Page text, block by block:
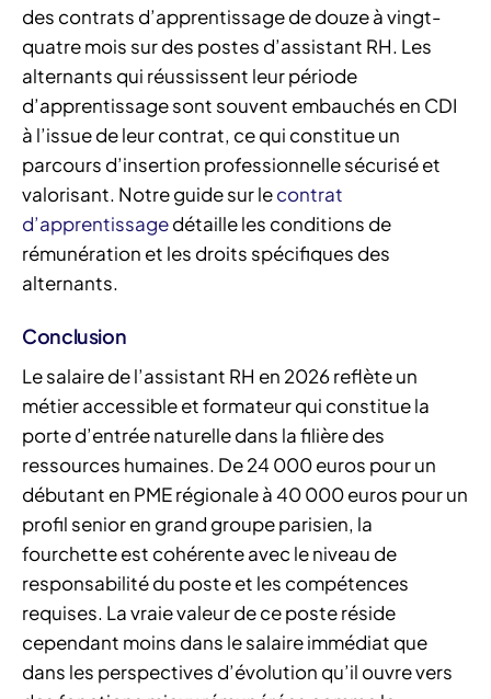
des contrats d’apprentissage de douze à vingt-
quatre mois sur des postes d’assistant RH. Les
alternants qui réussissent leur période
d’apprentissage sont souvent embauchés en CDI
à l’issue de leur contrat, ce qui constitue un
parcours d’insertion professionnelle sécurisé et
valorisant. Notre guide sur lecontrat
d’apprentissagedétaille les conditions de
rémunération et les droits spécifiques des
alternants.
Conclusion
Le salaire de l’assistant RH en 2026 reflète un
métier accessible et formateur qui constitue la
porte d’entrée naturelle dans la filière des
ressources humaines. De 24 000 euros pour un
débutant en PME régionale à 40 000 euros pour un
profil senior en grand groupe parisien, la
fourchette est cohérente avec le niveau de
responsabilité du poste et les compétences
requises. La vraie valeur de ce poste réside
cependant moins dans le salaire immédiat que
dans les perspectives d’évolution qu’il ouvre vers